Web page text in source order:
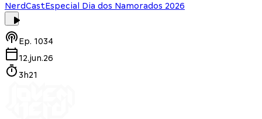
NerdCastEspecial Dia dos Namorados 2026
Ep. 1034
12.jun.26
3h21